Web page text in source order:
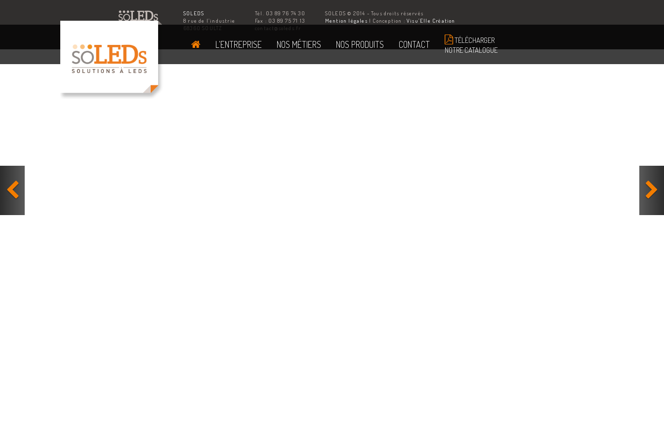
L'ENTREPRISE NOS MÉTIERS NOS PRODUITS CONTACT
TÉLÉCHARGER
NOTRE CATALOGUE
SOLEDS
8 rue de l’industrie
68360 SOULTZ
Tél. 03 89 76 74 30
Fax : 03 89 75 71 13
contact@soleds.fr
SOLEDS © 2014 - Tous droits réservés
Mention légales | Conception :Visu’Elle Création